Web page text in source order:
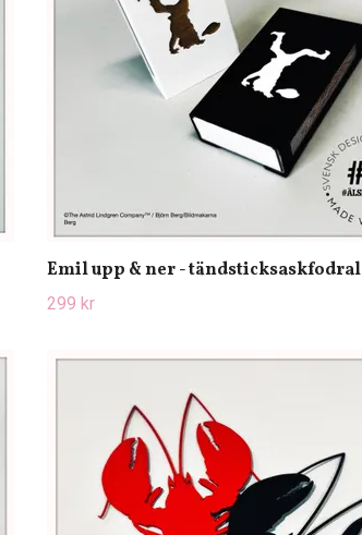
Emil upp & ner - tändsticksaskfodral
299 kr